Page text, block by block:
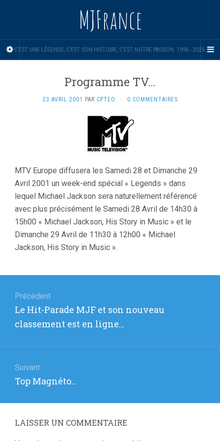
MJFrance
C'EST UNE LÉGENDE, C'EST SON HISTOIRE, C'EST NOTRE PASSION. 1996 - 2025.
Programme TV…
23 AVRIL 2001 PAR CPTEO · 0 COMMENTAIRES
MTV Europe diffusera les Samedi 28 et Dimanche 29
Avril 2001 un week-end spécial « Legends » dans
lequel Michael Jackson sera naturellement référencé
avec plus précisément le Samedi 28 Avril de 14h30 à
15h00 « Michael Jackson, His Story in Music » et le
Dimanche 29 Avril de 11h30 à 12h00 « Michael
Jackson, His Story in Music ».
de
l’article
Précédent
Article
précédent
Le Hit-Parade MJF et son nouveau
classement est en ligne…
Suivant
Article
:
Top Magnéto…
LAISSER UN COMMENTAIRE